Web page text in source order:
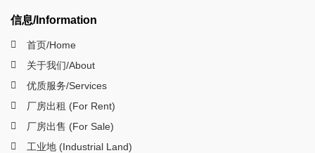
信息/Information
首页/Home
关于我们/About
优质服务/Services
厂房出租 (For Rent)
厂房出售 (For Sale)
工业地 (Industrial Land)